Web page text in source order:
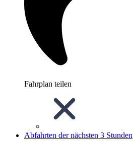
Fahrplan teilen
Abfahrten der nächsten 3 Stunden